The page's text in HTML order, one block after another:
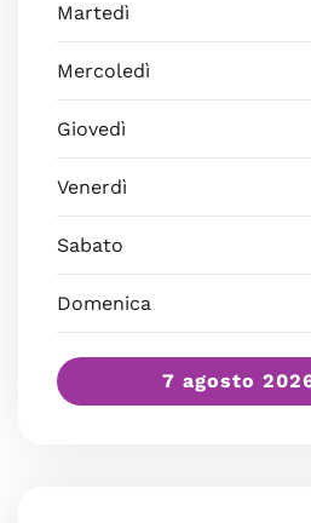
Martedì
Mercoledì
Giovedì
Venerdì
Sabato
Domenica
7 agosto